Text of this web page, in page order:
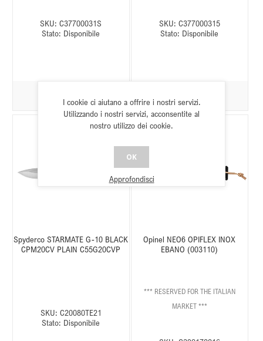
SKU: C37700031S
Stato: Disponibile
SKU: C377000315
Stato: Disponibile
Spyderco STARMATE G-10 BLACK
CPM20CV PLAIN C55G20CVP
SKU: C20080TE21
Stato: Disponibile
Opinel NEO6 OPIFLEX INOX
EBANO (003110)
*** RESERVED FOR THE ITALIAN
MARKET ***
I cookie ci aiutano a offrire i nostri servizi.
Utilizzando i nostri servizi, acconsentite al
nostro utilizzo dei cookie.
OK
Approfondisci